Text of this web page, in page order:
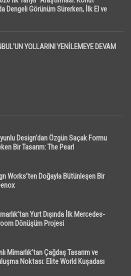
Dengeli Görünüm Sürerken, İlk El ve
YOLLARINI YENİLEMEYE DEVAM
Design’dan Özgün Saçak Formu
Bir Tasarım: The Pearl
Works’ten Doğayla Bütünleşen Bir
Yurt Dışında İlk Mercedes-
Dönüşüm Projesi
Mimarlık’tan Çağdaş Tasarım ve
Noktası: Elite World Kuşadası